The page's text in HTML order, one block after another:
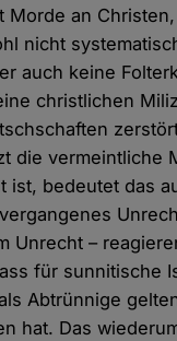
Morde an
nicht
auch keine
christlichen
die vermeintliche
ist, bedeutet das
Unrecht –
für sunnitische
Abtrünnige
hat. Das